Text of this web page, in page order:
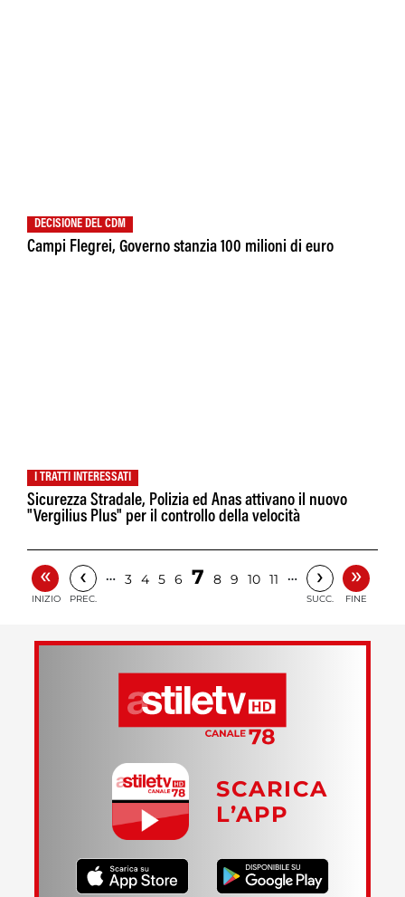
DECISIONE DEL CDM
Campi Flegrei, Governo stanzia 100 milioni di euro
I TRATTI INTERESSATI
Sicurezza Stradale, Polizia ed Anas attivano il nuovo
"Vergilius Plus" per il controllo della velocità
«
INIZIO
‹
PREC.
… 3 4 5 6 7 8 9 10 11 … ›
SUCC.
»
FINE
SCARICA
L’APP